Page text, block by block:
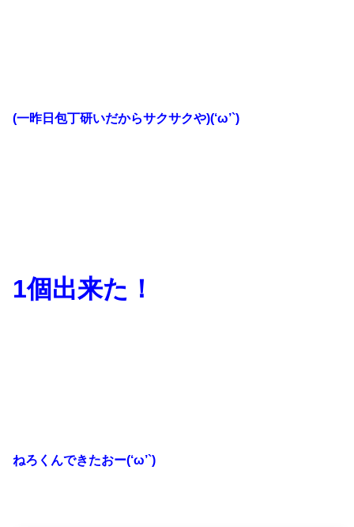
(一昨日包丁研いだからサクサクや)(‘ω’`)
1個出来た！
ねろくんできたおー(‘ω’`)